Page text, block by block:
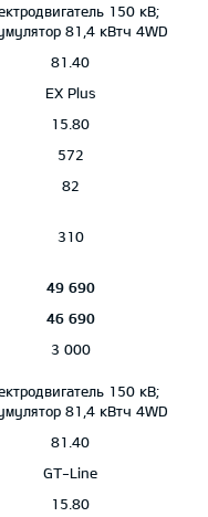
150 кВ;
81,4 кВтч 4WD
81.40
EX Plus
15.80
572
82
310
49 690
46 690
3 000
150 кВ;
81,4 кВтч 4WD
81.40
GT-Line
15.80